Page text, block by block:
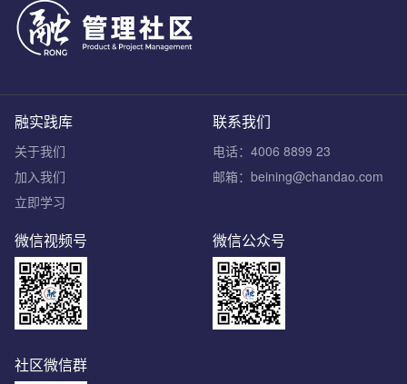
联系我们
电话：4006 8899 23
邮箱：beining@chandao.com
融实践库
关于我们
加入我们
立即学习
微信公众号
微信视频号
社区微信群